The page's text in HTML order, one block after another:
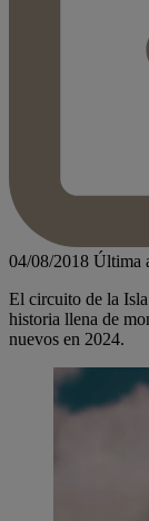
04/08/2018 Última
El circuito de la
historia llena de
nuevos en 2024.